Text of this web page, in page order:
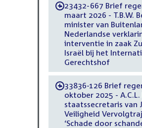
-23432-667 Brief
maart 2026 - T.B.W.
minister van
Nederlandse
interventie in zaak
Israël bij het
Gerechtshof
-33836-126 Brief
oktober 2025 -
staatssecretaris van
Veiligheid
‘Schade door